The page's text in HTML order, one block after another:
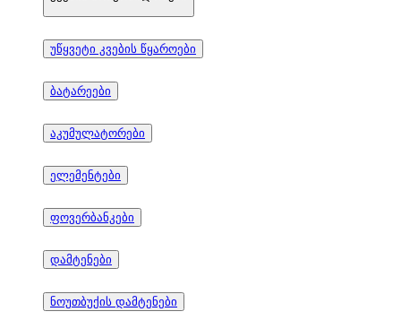
უწყვეტი კვების წყაროები
ბატარეები
აკუმულატორები
ელემენტები
ფოვერბანკები
დამტენები
ნოუთბუქის დამტენები